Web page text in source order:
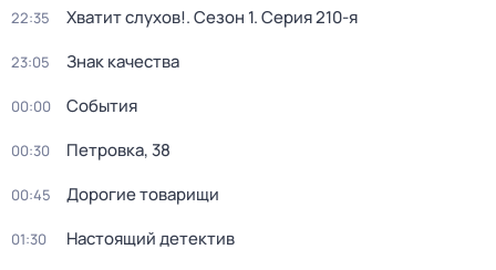
22:35 Хватит слухов!. Сезон 1. Серия 210-я
23:05 Знак качества
00:00 События
00:30 Петровка, 38
00:45 Дорогие товарищи
01:30 Настоящий детектив